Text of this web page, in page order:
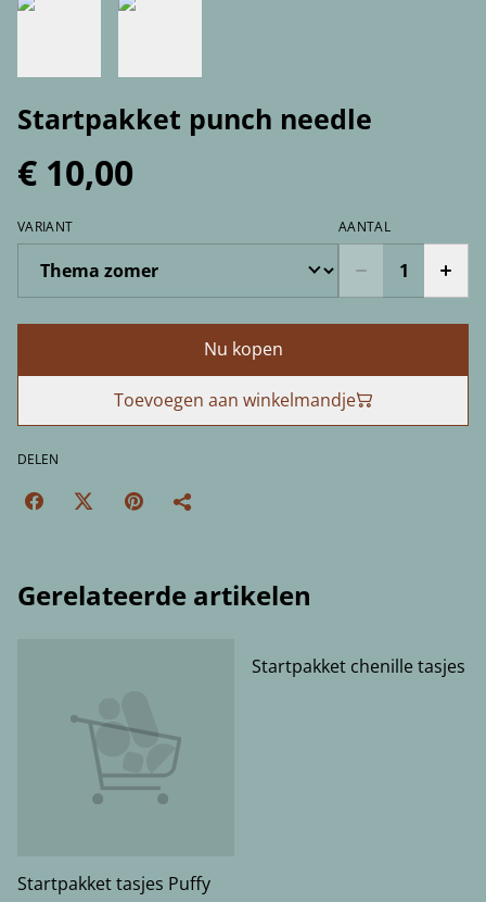
Startpakket punch needle
€ 10,00
VARIANT AANTAL
Nu kopen
Toevoegen aan winkelmandje
DELEN
Gerelateerde artikelen
Startpakket tasjes Puffy
Startpakket chenille tasjes